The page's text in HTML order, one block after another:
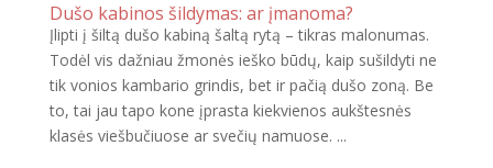
Dušo kabinos šildymas: ar įmanoma?
Įlipti į šiltą dušo kabiną šaltą rytą – tikras malonumas.
Todėl vis dažniau žmonės ieško būdų, kaip sušildyti ne
tik vonios kambario grindis, bet ir pačią dušo zoną. Be
to, tai jau tapo kone įprasta kiekvienos aukštesnės
klasės viešbučiuose ar svečių namuose. ...